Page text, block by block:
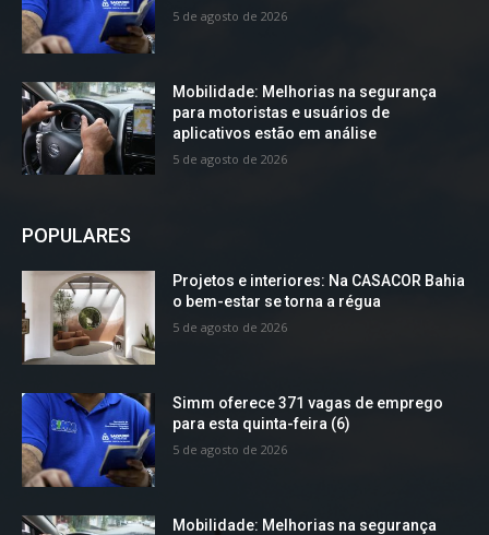
5 de agosto de 2026
Mobilidade: Melhorias na segurança
para motoristas e usuários de
aplicativos estão em análise
5 de agosto de 2026
POPULARES
Projetos e interiores: Na CASACOR Bahia
o bem-estar se torna a régua
5 de agosto de 2026
Simm oferece 371 vagas de emprego
para esta quinta-feira (6)
5 de agosto de 2026
Mobilidade: Melhorias na segurança